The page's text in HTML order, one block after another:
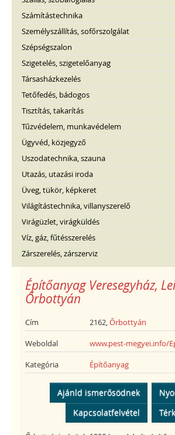
Számítástechnika
Személyszállítás, sofőrszolgálat
Szépségszalon
Szigetelés, szigetelőanyag
Társasházkezelés
Tetőfedés, bádogos
Tisztítás, takarítás
Tűzvédelem, munkavédelem
Ügyvéd, közjegyző
Uszodatechnika, szauna
Utazás, utazási iroda
Üveg, tükör, képkeret
Világítástechnika, villanyszerelő
Virágüzlet, virágküldés
Víz, gáz, fűtésszerelés
Zárszerelés, zárszerviz
Építőanyag Veresegyház,
Őrbottyán
Cím 2162,Őrbottyán
Weboldal www.pest-megyei.info/
Kategória Építőanyag
Ajánld ismerősödnek
Kapcsolatfelvétel